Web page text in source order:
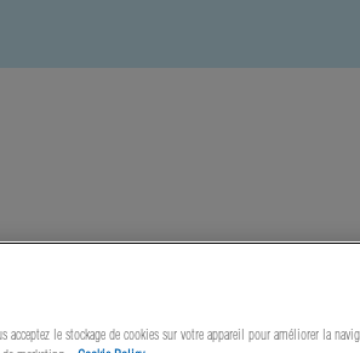
le stockage de cookies sur votre appareil pour améliorer la